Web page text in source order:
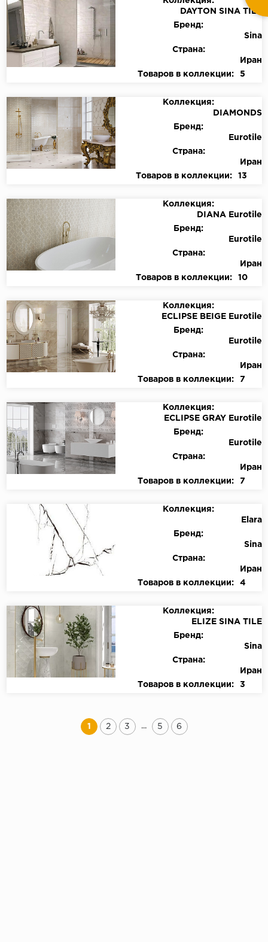
DAYTON SINA TILE
Бренд:
Sina
Страна:
Иран
Товаров в коллекции:
5
Коллекция:
DIAMONDS
Бренд:
Eurotile
Страна:
Иран
Товаров в коллекции:
13
Коллекция:
DIANA Eurotile
Бренд:
Eurotile
Страна:
Иран
Товаров в коллекции:
10
Коллекция:
ECLIPSE BEIGE Eurotile
Бренд:
Eurotile
Страна:
Иран
Товаров в коллекции:
7
Коллекция:
ECLIPSE GRAY Eurotile
Бренд:
Eurotile
Страна:
Иран
Товаров в коллекции:
7
Коллекция:
Elara
Бренд:
Sina
Страна:
Иран
Товаров в коллекции:
4
Коллекция:
ELIZE SINA TILE
Бренд:
Sina
Страна:
Иран
Товаров в коллекции:
3
1 2 3 ... 5 6